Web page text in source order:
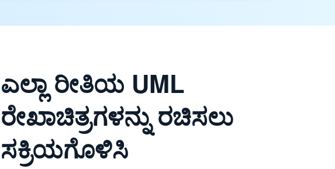
ಎಲ್ಲಾ ರೀತಿಯ UML
ರೇಖಾಚಿತ್ರಗಳನ್ನು ರಚಿಸಲು
ಸಕ್ರಿಯಗೊಳಿಸಿ